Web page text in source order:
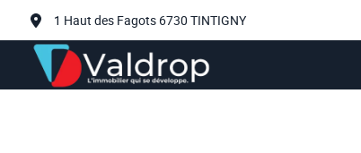
Aller au contenu principal
1 Haut des Fagots 6730 TINTIGNY